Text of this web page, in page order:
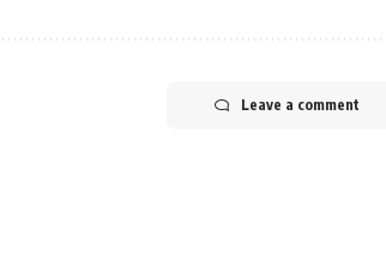
Leave a comment